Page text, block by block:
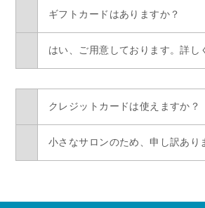
ギフトカードはありますか？
はい、ご用意しております。詳
クレジットカードは使えますか？
小さなサロンのため、申し訳あ